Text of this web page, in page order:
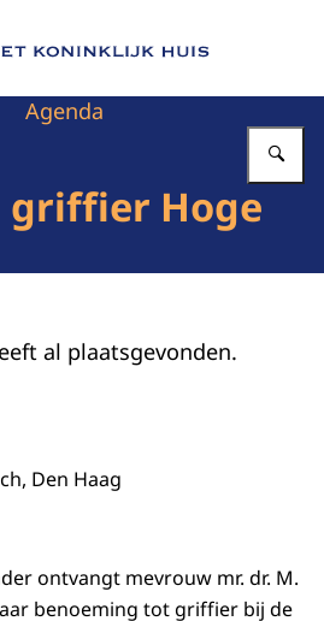
van Het Koninklijk Huis
Agenda
griffier Hoge
al plaatsgevonden.
Den Haag
ontvangt mevrouw mr. dr. M.
benoeming tot griffier bij de